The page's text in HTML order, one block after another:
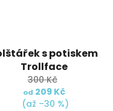
s potiskem
Trollface
300 Kč
od 209 Kč
(až –30 %)